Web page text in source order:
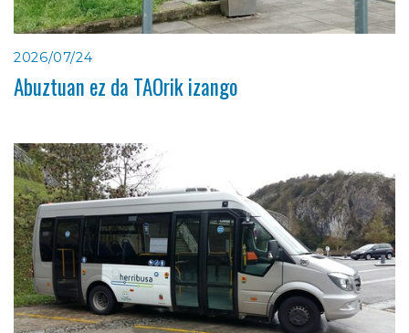
2026/07/24
Abuztuan ez da TAOrik izango